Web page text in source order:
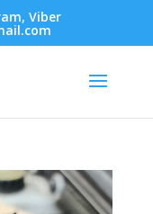
Viber